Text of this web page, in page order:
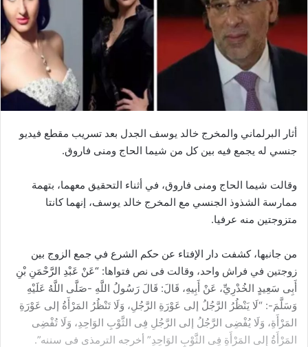
أثار البرلماني والمخرج خالد يوسف الجدل بعد تسريب مقطع فيديو
جنسي له يجمع فيه بين كل من شيما الحاج ومنى فاروق.
وقالت شيما الحاج ومنى فاروق، في أثناء التحقيق معهما، بتهمة
ممارسة الشذوذ الجنسي مع المخرج خالد يوسف، إنهما كانتا
متزوجتين منه عرفيا.
من جانبها، كشفت دار الإفتاء عن حكم الشرع في جمع الزوج بين
زوجتين في فراش واحد، وقالت فى نص فتواها: “عَنْ عَبْدِ الرَّحْمَنِ بْنِ
أَبِى سَعِيدٍ الخُدْرِيِّ، عَنْ أَبِيهِ، قَالَ: قَالَ رَسُولُ اللَّهِ -صَلَّى اللَّهُ عَلَيْهِ
وَسَلَّمَ-: “لَا يَنْظُرُ الرَّجُلُ إلى عَوْرَةِ الرَّجُلِ، وَلَا تَنْظُرُ المَرْأَةُ إلى عَوْرَةِ
المَرْأَةِ، وَلَا يُفْضِى الرَّجُلُ إلى الرَّجُلِ فِى الثَّوْبِ الوَاحِدِ، وَلَا تُفْضِى
المَرْأَةُ إلى المَرْأَةِ فِى الثَّوْبِ الوَاحِدِ” أخرجه الترمذى فى سننه”.